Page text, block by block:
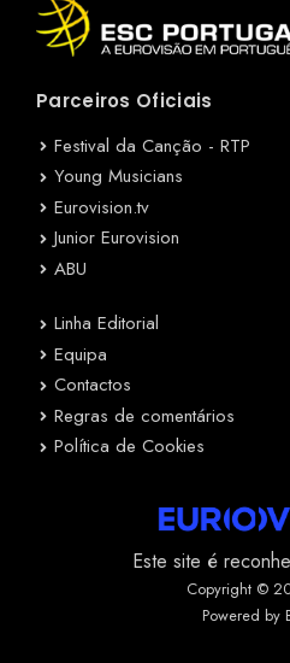
Parceiros Oficiais
Festival da Canção - RTP
Young Musicians
Eurovision.tv
Junior Eurovision
ABU
Linha Editorial
Equipa
Contactos
Regras de comentários
Política de Cookies
Este site é
Copyright ©
Powered by